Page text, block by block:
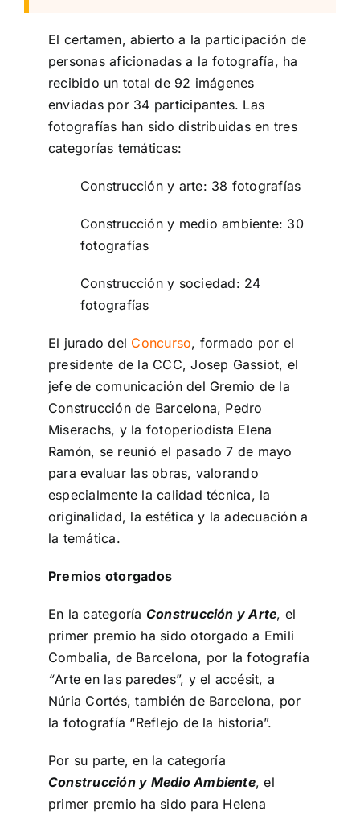
El certamen, abierto a la participación de
personas aficionadas a la fotografía, ha
recibido un total de 92 imágenes
enviadas por 34 participantes. Las
fotografías han sido distribuidas en tres
categorías temáticas:
Construcción y arte: 38 fotografías
Construcción y medio ambiente: 30
fotografías
Construcción y sociedad: 24
fotografías
El jurado del Concurso, formado por el
presidente de la CCC, Josep Gassiot, el
jefe de comunicación del Gremio de la
Construcción de Barcelona, Pedro
Miserachs, y la fotoperiodista Elena
Ramón, se reunió el pasado 7 de mayo
para evaluar las obras, valorando
especialmente la calidad técnica, la
originalidad, la estética y la adecuación a
la temática.
Premios otorgados
En la categoría Construcción y Arte, el
primer premio ha sido otorgado a Emili
Combalia, de Barcelona, por la fotografía
“Arte en las paredes”, y el accésit, a
Núria Cortés, también de Barcelona, por
la fotografía “Reflejo de la historia”.
Por su parte, en la categoría
Construcción y Medio Ambiente, el
primer premio ha sido para Helena